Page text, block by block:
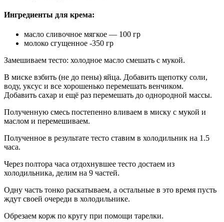
Ингредиенты для крема:
масло сливочное мягкое — 100 гр
молоко сгущенное -350 гр
Замешиваем тесто: холодное масло смешать с мукой.
В миске взбить (не до пены) яйца. Добавить щепотку соли,
воду, уксус и все хорошенько перемешать венчиком.
Добавить сахар и ещё раз перемешать до однородной массы.
Полученную смесь постепенно вливаем в миску с мукой и
маслом и перемешиваем.
Полученное в результате тесто ставим в холодильник на 1.5
часа.
Через полтора часа отдохнувшее тесто достаем из
холодильника, делим на 9 частей.
Одну часть тонко раскатываем, а остальные в это время пусть
ждут своей очереди в холодильнике.
Обрезаем корж по кругу при помощи тарелки.